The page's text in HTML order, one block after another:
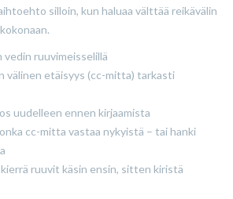
silloin, kun haluaa välttää reikävälin
ruuvimeisselillä
välinen etäisyys (cc-mitta) tarkasti
uudelleen ennen kirjaamista
cc-mitta vastaa nykyistä – tai hanki
ruuvit käsin ensin, sitten kiristä